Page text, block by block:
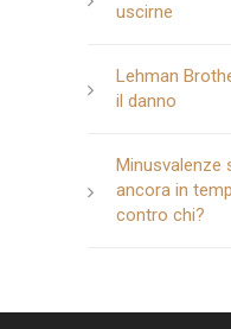
uscirne
Lehman
il danno
Minusvalenze
ancora in
contro chi?